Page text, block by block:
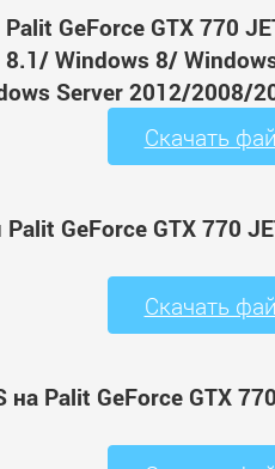
GeForce GTX 770
Windows 8/
Server 2012/2008/
Скачать
GeForce GTX 770
Скачать
Palit GeForce GTX